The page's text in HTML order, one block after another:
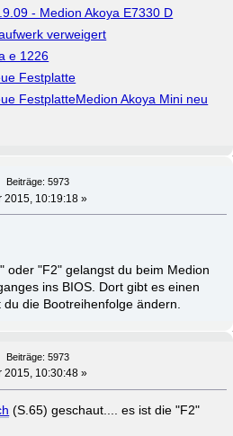
- Medion Akoya E7330 D
verweigert
e 1226
Festplatte
FestplatteMedion Akoya Mini neu
Beiträge: 5973
2015, 10:19:18 »
oder "F2" gelangst du beim Medion
ins BIOS. Dort gibt es einen
die Bootreihenfolge ändern.
Beiträge: 5973
2015, 10:30:48 »
(S.65) geschaut.... es ist die "F2"